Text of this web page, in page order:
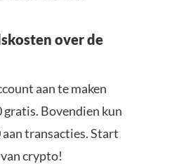
over de
aan te maken
Bovendien kun
aan transacties. Start
crypto!